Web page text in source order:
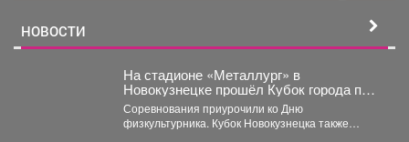
НОВОСТИ
На стадионе «Металлург» в
Новокузнецке прошёл Кубок города по
лёгкой атлетике.
Соревнования приурочили ко Дню
физкультурника. Кубок Новокузнецка также